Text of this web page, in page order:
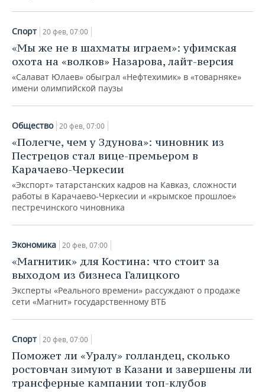
ВОДНЫЕ ВИДЫ СПОРТА
ХОККЕЙ С МЯЧОМ
ОБРАЗОВАНИЕ
ПРОИСШЕСТВИЯ
Спорт 20 фев, 07:00
«Мы же не в шахматы играем»: уфимская
охота на «волков» Назарова, лайт-версия
«Салават Юлаев» обыграл «Нефтехимик» в «товарняке»
имени олимпийской паузы
Общество 20 фев, 07:00
«Полегче, чем у Здунова»: чиновник из
Пестрецов стал вице-премьером в
Карачаево-Черкесии
«Экспорт» татарстанских кадров на Кавказ, сложности
работы в Карачаево-Черкесии и «крымское прошлое»
пестречинского чиновника
Экономика 20 фев, 07:00
«Магнитик» для Костина: что стоит за
выходом из бизнеса Галицкого
Эксперты «Реального времени» рассуждают о продаже
сети «Магнит» государственному ВТБ
Спорт 20 фев, 07:00
Поможет ли «Уралу» голландец, сколько
ростовчан зимуют в Казани и завершены ли
трансферные кампании топ-клубов